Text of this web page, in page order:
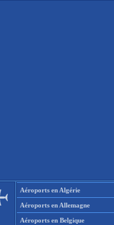
Aéroports en Algérie
Aéroports en Allemagne
Aéroports en Belgique